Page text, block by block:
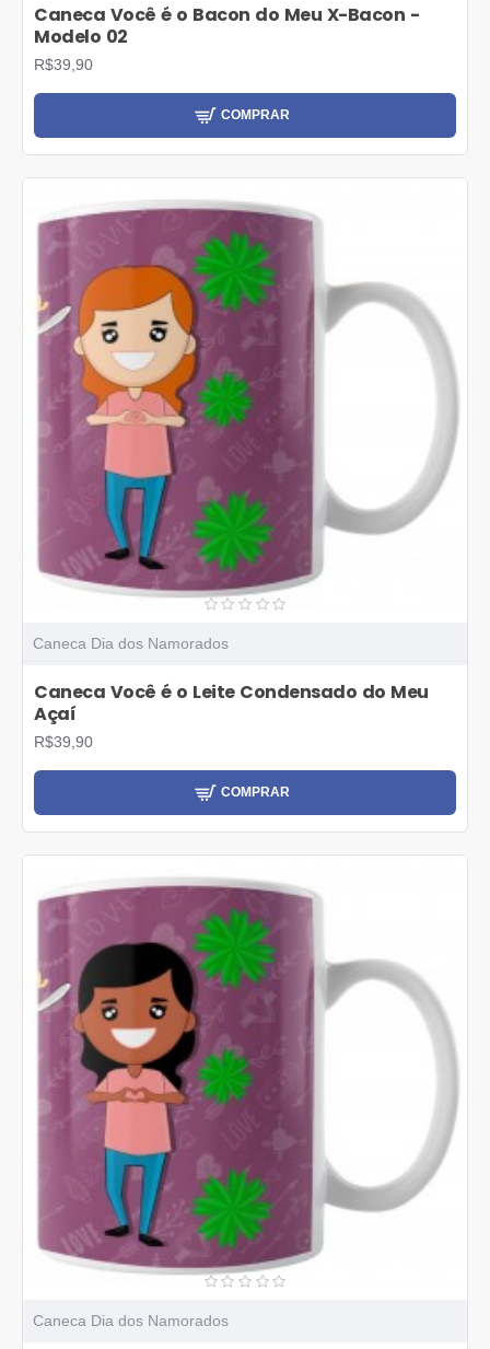
Caneca Você é o Bacon do Meu X-Bacon -
Modelo 02
R$39,90
COMPRAR
Caneca Dia dos Namorados
Caneca Você é o Leite Condensado do Meu
Açaí
R$39,90
COMPRAR
Caneca Dia dos Namorados